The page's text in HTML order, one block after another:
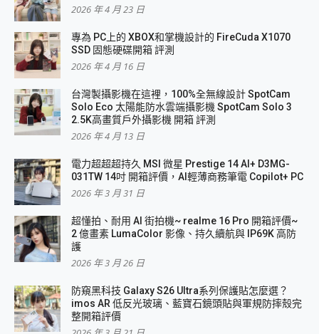
2026 年 4 月 23 日
專為 PC上的 XBOX和掌機設計的 FireCuda X1070
SSD 固態硬碟開箱 評測
2026 年 4 月 16 日
台灣製攝影機在這裡，100%全無線設計 SpotCam
Solo Eco 太陽能防水雲端攝影機 SpotCam Solo 3
2.5K高畫質戶外攝影機 開箱 評測
2026 年 4 月 13 日
電力超超超持久 MSI 微星 Prestige 14 AI+ D3MG-
031TW 14吋 開箱評價，AI輕薄商務筆電 Copilot+ PC
2026 年 3 月 31 日
超懂拍、耐用 AI 街拍機~ realme 16 Pro 開箱評價~
2 億畫素 LumaColor 影像、持久續航與 IP69K 高防
護
2026 年 3 月 26 日
防窺黑科技 Galaxy S26 Ultra系列保護貼怎麼選？
imos AR 低反光玻璃、藍寶石鏡頭貼與軍規防摔殼完
整開箱評價